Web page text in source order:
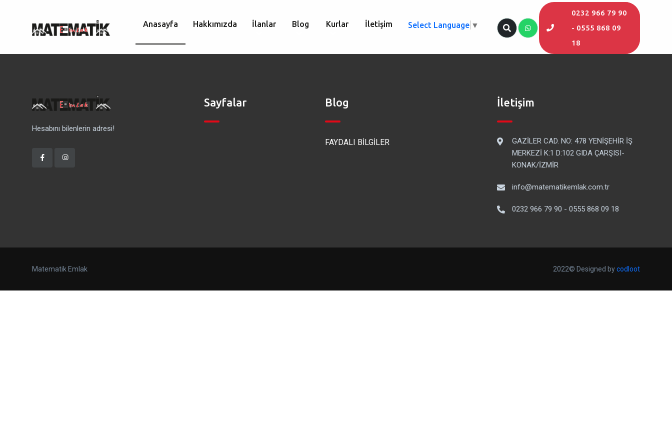
Anasayfa Hakkımızda İlanlar Blog Kurlar İletişim Select Language ▼
0232 966 79 90
- 0555 868 09
18
Hesabını bilenlerin adresi!
Sayfalar Blog
FAYDALI BİLGİLER
İletişim
GAZİLER CAD. NO: 478 YENİŞEHİR İŞ
MERKEZİ K:1 D:102 GIDA ÇARŞISI-
KONAK/İZMİR
info@matematikemlak.com.tr
0232 966 79 90 - 0555 868 09 18
Matematik Emlak 2022© Designed bycodloot